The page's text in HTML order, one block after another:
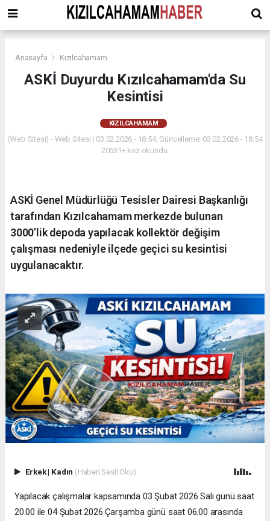
Anasayfa Kızılcahamam
ASKİ Duyurdu Kızılcahamam'da Su
Kesintisi
KIZILCAHAMAM
(Web Sitesi) - Web Sitesi | 03.02.2026 - 18:54, Güncelleme: 03.02.2026 - 18:54
20531+ kez okundu.
ASKİ Genel Müdürlüğü Tesisler Dairesi Başkanlığı
tarafından Kızılcahamam merkezde bulunan
3000’lik depoda yapılacak kollektör değişim
çalışması nedeniyle ilçede geçici su kesintisi
uygulanacaktır.
Erkek| Kadın (Haberi Sesli Oku)
Yapılacak çalışmalar kapsamında 03 Şubat 2026 Salı günü saat
20.00 ile 04 Şubat 2026 Çarşamba günü saat 06.00 arasında